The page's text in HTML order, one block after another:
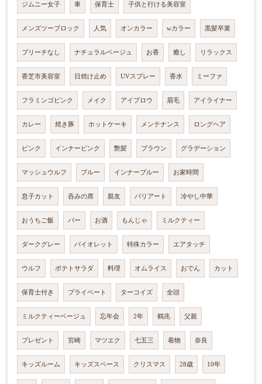
ジムニー女子 車 保育士 子供と行ける美容室
メンズツーブロック 人気 オンカラー wカラー 黒髪卒業
ブリーチなし ナチュラルベージュ お香 癒し リラックス
香芝市美容室 日焼け止め UVスプレー 香水 ミーファ
フラミンゴピンク メイク アイブロウ 眉毛 アイライナー
カレー 焼き豚 ホットケーキ メンテナンス ロングヘア
ピンク インナーピンク 艶髪 ブラウン グラデーション
マッシュウルフ ブルー インナーブルー お家時間
息子カット 呑みの席 親友 バリアート 冷やし中華
おうちご飯 バー お酒 もんじゃ ミルクティー
ダークグレー バイオレット 特殊カラー エアタッチ
ウルフ ポテトサラダ 料理 オムライス おでん カット
保育士付き プライベート ターコイズ 全頭
ミルクティーベージュ 忘年会 2年 鶴兆 父親
プレゼント 宮崎 マツエク 七五三 着物 奈良
キッズルーム キッズスペース クリスマス 28歳 10年